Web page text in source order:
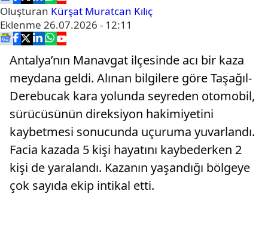
Oluşturan Kürşat Muratcan Kılıç
Eklenme 26.07.2026 - 12:11
Antalya’nın Manavgat ilçesinde acı bir kaza
meydana geldi. Alınan bilgilere göre Taşağıl-
Derebucak kara yolunda seyreden otomobil,
sürücüsünün direksiyon hakimiyetini
kaybetmesi sonucunda uçuruma yuvarlandı.
Facia kazada 5 kişi hayatını kaybederken 2
kişi de yaralandı. Kazanın yaşandığı bölgeye
çok sayıda ekip intikal etti.